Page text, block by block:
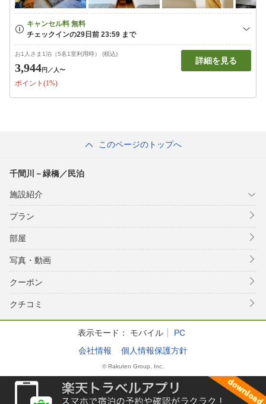
お1人さま1泊（5名1室利用時） (税込)
3,944円 ／人〜
ポイント(1%)
詳細を見る
このページのトップへ
千間川－緑橋／民泊
施設紹介
プラン
部屋
写真・動画
クーポン
クチコミ
表示モード： モバイル
PC
会社情報
個人情報保護方針
© Rakuten Group, Inc.